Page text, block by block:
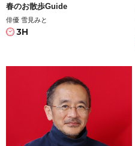
春のお散歩Guide
俳優 雪見みと
3H